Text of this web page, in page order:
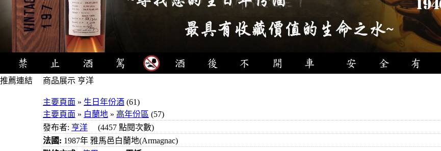
推薦連結 商品展示 亨洋
主要頁面 » 生日年份酒 (61)
主要頁面 » 白蘭地 » 高年份區 (57)
發布者: 亨洋 (4457 點閱次數)
法國: 1987年 雅馬邑白蘭地(Armagnac)